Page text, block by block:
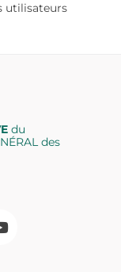
utilisateurs
du
des